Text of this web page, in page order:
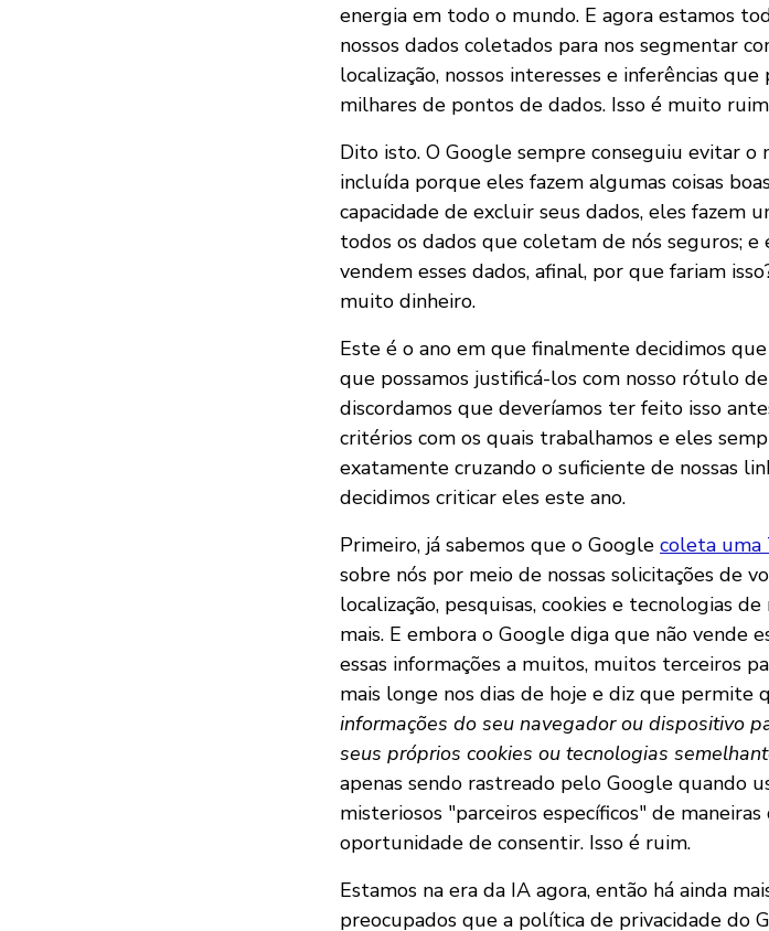
energia em todo o mundo. E agora estamos
nossos dados coletados para nos segmentar
localização, nossos interesses e inferências
milhares de pontos de dados. Isso é muito
Dito isto. O Google sempre conseguiu evitar o
incluída porque eles fazem algumas coisas
capacidade de excluir seus dados, eles fazem
todos os dados que coletam de nós seguros;
vendem esses dados, afinal, por que fariam
muito dinheiro.
Este é o ano em que finalmente decidimos
que possamos justificá-los com nosso rótulo
discordamos que deveríamos ter feito isso
critérios com os quais trabalhamos e eles
exatamente cruzando o suficiente de nossas
decidimos criticar eles este ano.
Primeiro, já sabemos que o Google coleta uma
sobre nós por meio de nossas solicitações de
localização, pesquisas, cookies e tecnologias
mais. E embora o Google diga que não vende
essas informações a muitos, muitos terceiros
mais longe nos dias de hoje e diz que permite
informações do seu navegador ou dispositivo
seus próprios cookies ou tecnologias
apenas sendo rastreado pelo Google quando
misteriosos "parceiros específicos" de
oportunidade de consentir. Isso é ruim.
Estamos na era da IA agora, então há ainda
preocupados que a política de privacidade do